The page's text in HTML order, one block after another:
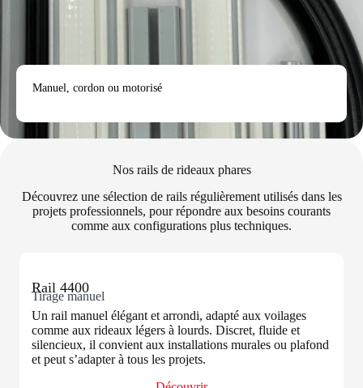
Manuel, cordon ou motorisé
Nos rails de rideaux phares
Découvrez une sélection de rails régulièrement utilisés dans les
projets professionnels, pour répondre aux besoins courants
comme aux configurations plus techniques.
Tirage manuel
Rail 4400
Un rail manuel élégant et arrondi, adapté aux voilages
comme aux rideaux légers à lourds. Discret, fluide et
silencieux, il convient aux installations murales ou plafond
et peut s’adapter à tous les projets.